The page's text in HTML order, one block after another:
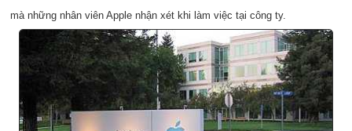
mà những nhân viên Apple nhận xét khi làm việc tại công ty.